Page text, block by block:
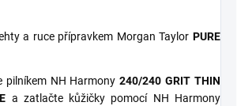
a ruce přípravkem Morgan Taylor PURE
pilníkem NH Harmony240/240 GRIT THIN
a zatlačte kůžičky pomocí NH Harmony